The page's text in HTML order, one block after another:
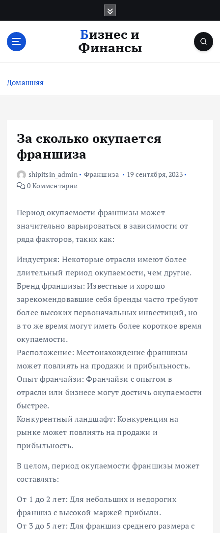
с
Бизнес и
Финансы
Домашняя
За сколько окупается
франшиза
shipitsin_admin Франшиза
19 сентября, 2023
0 Комментарии
Период окупаемости франшизы может
значительно варьироваться в зависимости от
ряда факторов, таких как:
Индустрия: Некоторые отрасли имеют более
длительный период окупаемости, чем другие.
Бренд франшизы: Известные и хорошо
зарекомендовавшие себя бренды часто требуют
более высоких первоначальных инвестиций, но
в то же время могут иметь более короткое время
окупаемости.
Расположение: Местонахождение франшизы
может повлиять на продажи и прибыльность.
Опыт франчайзи: Франчайзи с опытом в
отрасли или бизнесе могут достичь окупаемости
быстрее.
Конкурентный ландшафт: Конкуренция на
рынке может повлиять на продажи и
прибыльность.
В целом, период окупаемости франшизы может
составлять:
От 1 до 2 лет: Для небольших и недорогих
франшиз с высокой маржей прибыли.
От 3 до 5 лет: Для франшиз среднего размера с